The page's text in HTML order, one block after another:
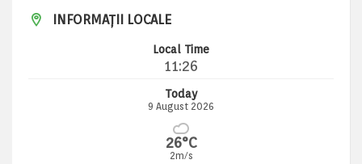
INFORMAȚII LOCALE
Local Time
11:26
Today
9 August 2026
26°C
2m/s